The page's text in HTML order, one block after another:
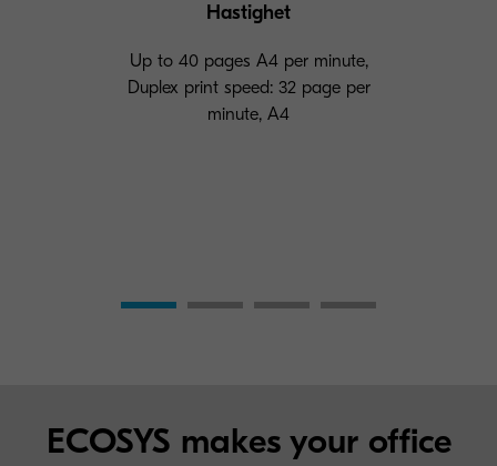
Hastighet
Up to 40 pages A4 per minute,
Duplex print speed: 32 page per
minute, A4
ECOSYS makes your office